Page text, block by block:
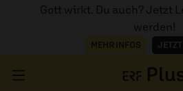
Gott wirkt. Du auch? Jetzt
werden!
MEHR INFOS